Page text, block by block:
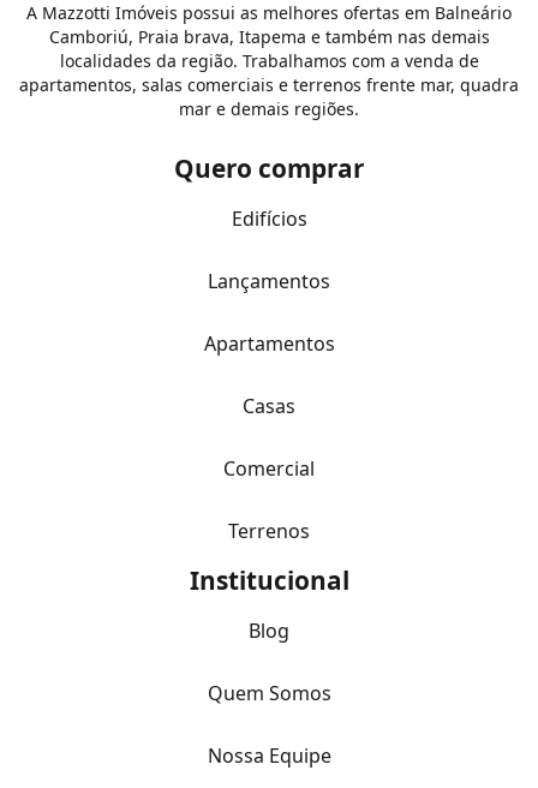
A Mazzotti Imóveis possui as melhores ofertas em Balneário
Camboriú, Praia brava, Itapema e também nas demais
localidades da região. Trabalhamos com a venda de
apartamentos, salas comerciais e terrenos frente mar, quadra
mar e demais regiões.
Quero comprar
Edifícios
Lançamentos
Apartamentos
Casas
Comercial
Terrenos
Institucional
Blog
Quem Somos
Nossa Equipe